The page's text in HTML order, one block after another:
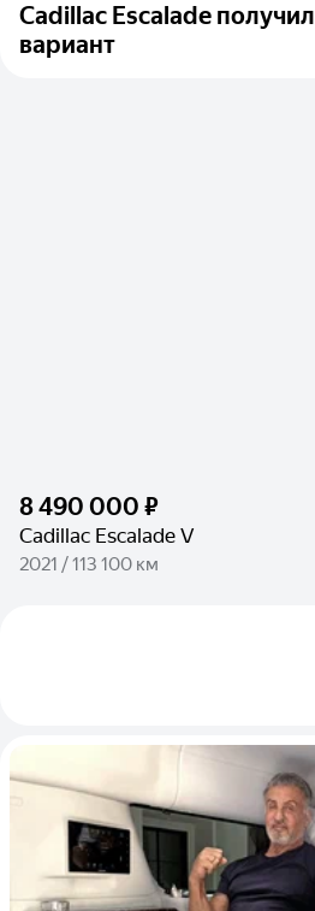
Cadillac Escalade
вариант
8 490 000 ₽
Cadillac Escalade V
2021 / 113 100 км